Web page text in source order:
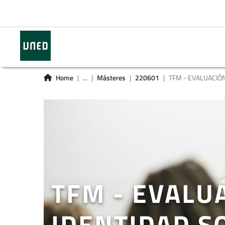
Home ... Másteres 220601 TFM -
TFM -